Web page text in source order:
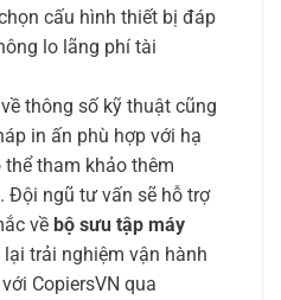
cấu hình thiết bị đáp
lo lãng phí tài
thông số kỹ thuật cũng
in ấn phù hợp với hạ
tham khảo thêm
. Đội ngũ tư vấn sẽ hỗ trợ
về bộ sưu tập máy
trải nghiệm vận hành
CopiersVN qua